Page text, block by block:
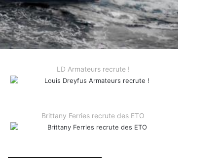
LD Armateurs recrute !
Brittany Ferries recrute des ETO